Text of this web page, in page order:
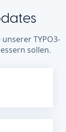
TYPO3-
sollen.